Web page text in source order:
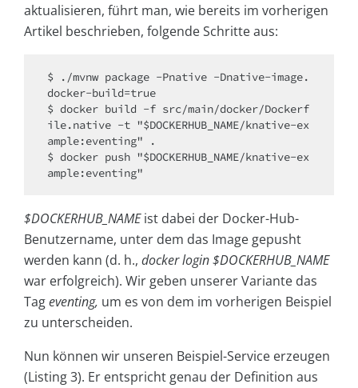
aktualisieren, führt man, wie bereits im vorherigen
Artikel beschrieben, folgende Schritte aus:
$ ./mvnw package -Pnative -Dnative-image.
docker-build=true
$ docker build -f src/main/docker/Dockerf
ile.native -t "$DOCKERHUB_NAME/knative-ex
ample:eventing" .
$ docker push "$DOCKERHUB_NAME/knative-ex
ample:eventing"
$DOCKERHUB_NAMEist dabei der Docker-Hub-
Benutzername, unter dem das Image gepusht
werden kann (d. h., docker login $DOCKERHUB_NAME
war erfolgreich). Wir geben unserer Variante das
Tagevent­ing, um es von dem im vorherigen Beispiel
zu unterscheiden.
Nun können wir unseren Beispiel-Service erzeugen
(Listing 3). Er entspricht genau der Definition aus